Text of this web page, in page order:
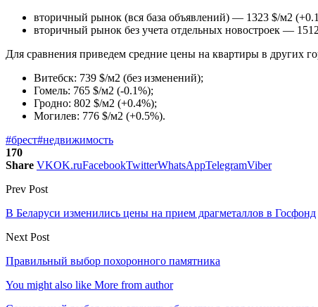
вторичный рынок (вся база объявлений) — 1323 $/м2
вторичный рынок без учета отдельных новостроек —
Для сравнения приведем средние цены на квартиры в других
Витебск: 739 $/м2 (без изменений);
Гомель: 765 $/м2 (-0.1%);
Гродно: 802 $/м2 (+0.4%);
Могилев: 776 $/м2 (+0.5%).
#брест#недвижимость
170
Share VKOK.ruFacebookTwitterWhatsAppTelegramViber
Prev Post
В Беларуси изменились цены на прием драгметаллов в Госфонд
Next Post
Правильный выбор похоронного памятника
You might also like More from author